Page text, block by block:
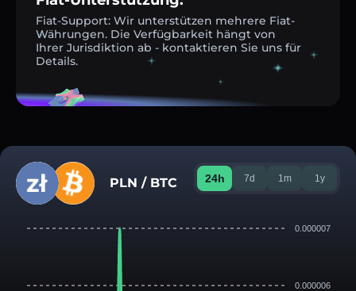
Fiat-Support: Wir unterstützen mehrere Fiat-
Währungen. Die Verfügbarkeit hängt von
Ihrer Jurisdiktion ab - kontaktieren Sie uns für
Details.
PLN / BTC 24h 7d 1m 1y
0.000007
0.000006